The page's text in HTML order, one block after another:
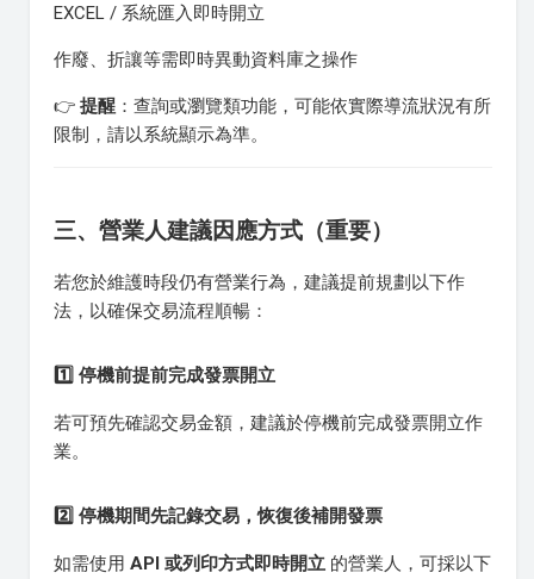
EXCEL / 系統匯入即時開立
作廢、折讓等需即時異動資料庫之操作
👉 提醒 ：查詢或瀏覽類功能，可能依實際導流狀況有所
限制，請以系統顯示為準。
三、營業人建議因應方式（重要）
若您於維護時段仍有營業行為，建議提前規劃以下作
法，以確保交易流程順暢：
1️⃣ 停機前提前完成發票開立
若可預先確認交易金額，建議於停機前完成發票開立作
業。
2️⃣ 停機期間先記錄交易，恢復後補開發票
如需使用 API 或列印方式即時開立 的營業人，可採以下